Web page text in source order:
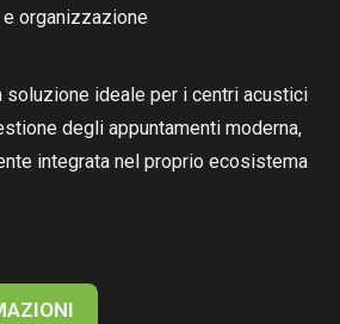
organizzazione
soluzione ideale per i centri acustici
degli appuntamenti moderna,
integrata nel proprio ecosistema